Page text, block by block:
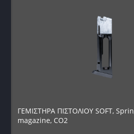
ΓΕΜΙΣΤΗΡΑ ΠΙΣΤΟΛΙΟΥ SOFT,
magazine, CO2